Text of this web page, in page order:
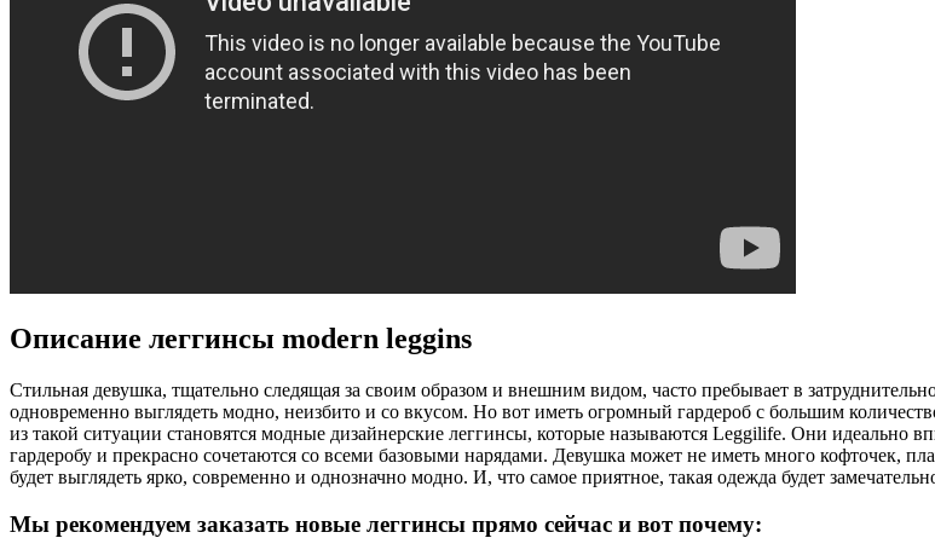
Описание леггинсы modern leggins
Стильная девушка, тщательно следящая за своим образом и внешним видом, часто пребывает в
одновременно выглядеть модно, неизбито и со вкусом. Но вот иметь огромный гардероб с большим
из такой ситуации становятся модные дизайнерские леггинсы, которые называются Leggilife. Они идеально
гардеробу и прекрасно сочетаются со всеми базовыми нарядами. Девушка может не иметь много кофточек,
будет выглядеть ярко, современно и однозначно модно. И, что самое приятное, такая одежда будет
Мы рекомендуем заказать новые леггинсы прямо сейчас и вот почему: